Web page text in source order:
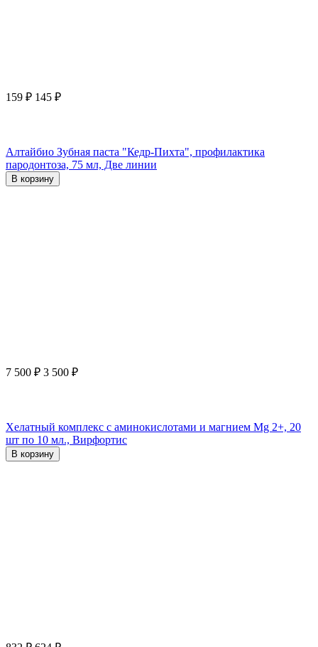
159 ₽ 145 ₽
Алтайбио Зубная паста "Кедр-Пихта", профилактика
пародонтоза, 75 мл, Две линии
В корзину
7 500 ₽ 3 500 ₽
Хелатный комплекс с аминокислотами и магнием Mg 2+, 20
шт по 10 мл., Вирфортис
В корзину